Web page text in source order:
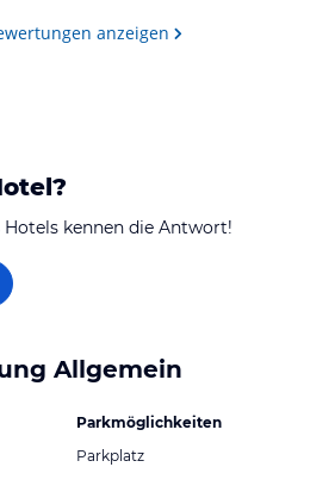
Kids:…
anzeigen
Hotels kennen die Antwort!
Allgemein
Parkmöglichkeiten
Parkplatz